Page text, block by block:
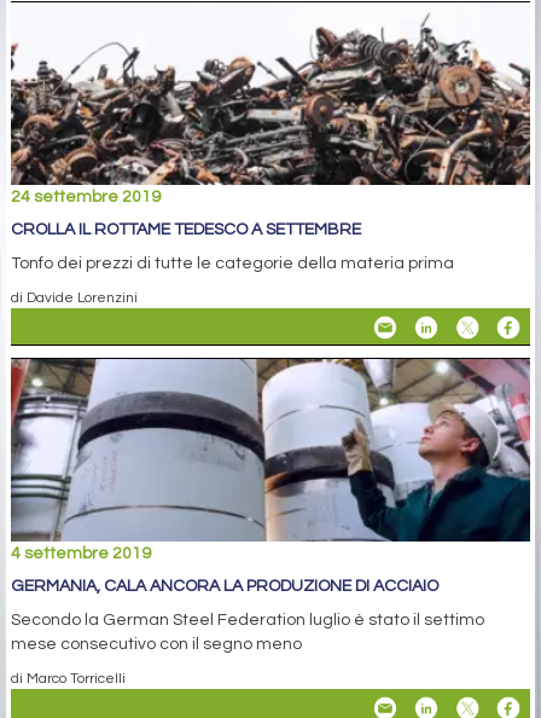
24 settembre 2019
CROLLA IL ROTTAME TEDESCO A SETTEMBRE
Tonfo dei prezzi di tutte le categorie della materia prima
di Davide Lorenzini
4 settembre 2019
GERMANIA, CALA ANCORA LA PRODUZIONE DI ACCIAIO
Secondo la German Steel Federation luglio è stato il settimo
mese consecutivo con il segno meno
di Marco Torricelli